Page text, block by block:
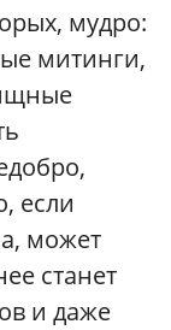
мудро:
митинги,
если
может
станет
и даже